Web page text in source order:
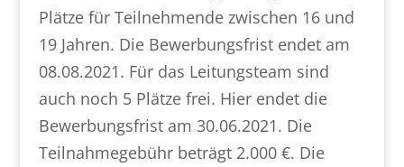
Plätze für Teilnehmende zwischen 16 und
19 Jahren. Die Bewerbungsfrist endet am
08.08.2021. Für das Leitungsteam sind
auch noch 5 Plätze frei. Hier endet die
Bewerbungsfrist am 30.06.2021. Die
Teilnahmegebühr beträgt 2.000 €. Die